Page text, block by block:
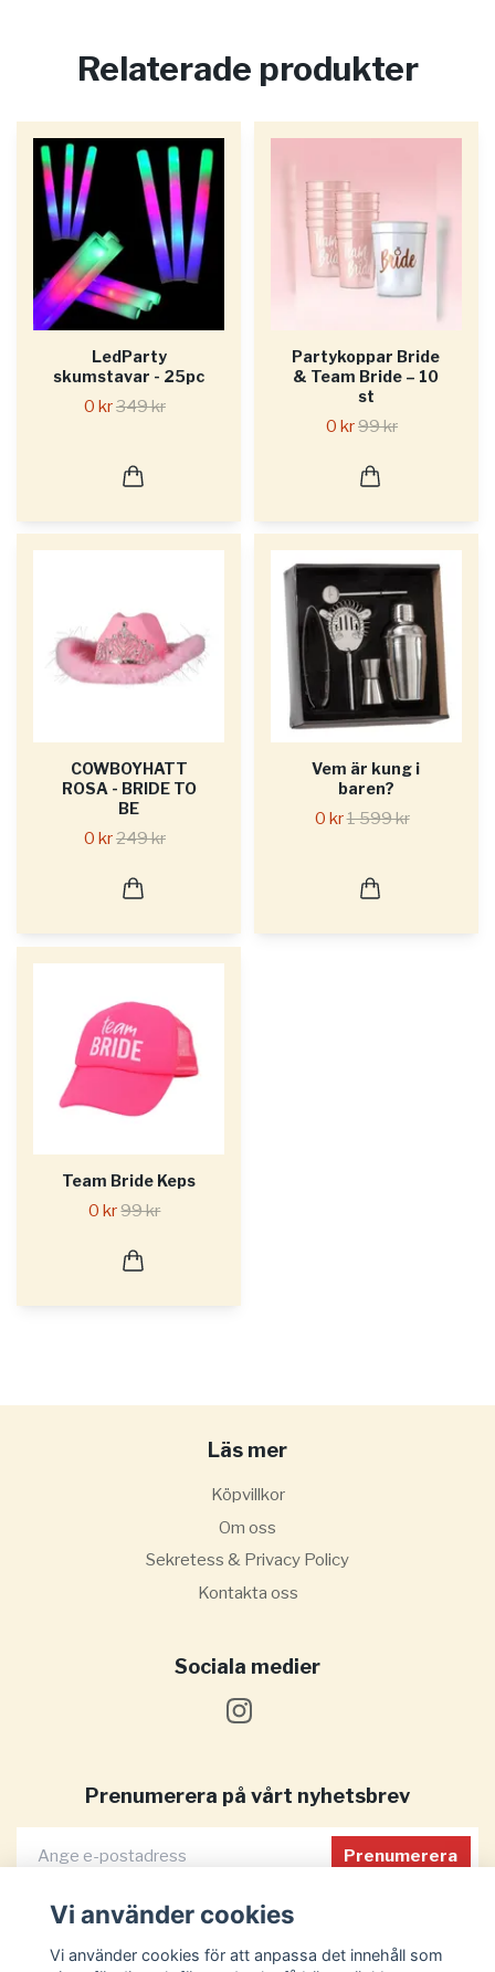
Relaterade produkter
LedParty
skumstavar - 25pc
0 kr349 kr
Partykoppar Bride
& Team Bride – 10
st
0 kr99 kr
COWBOYHATT
ROSA - BRIDE TO
BE
0 kr249 kr
Vem är kung i
baren?
0 kr1 599 kr
Team Bride Keps
0 kr99 kr
Läs mer
Köpvillkor
Om oss
Sekretess & Privacy Policy
Kontakta oss
Sociala medier
Prenumerera på vårt nyhetsbrev
Prenumerera
Vi använder cookies
Vi använder cookies för att anpassa det innehåll som